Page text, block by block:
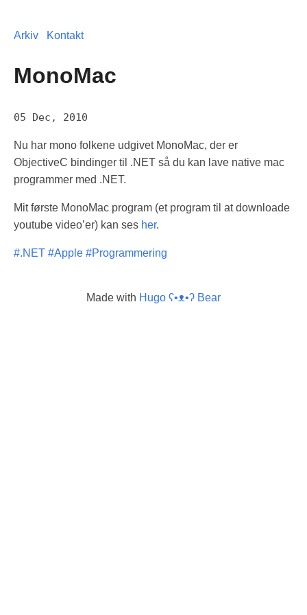
Arkiv Kontakt
MonoMac
05 Dec, 2010
Nu har mono folkene udgivet MonoMac, der er
ObjectiveC bindinger til .NET så du kan lave native mac
programmer med .NET.
Mit første MonoMac program (et program til at downloade
youtube video’er) kan ses her.
#.NET #Apple #Programmering
Made with Hugo ʕ•ᴥ•ʔ Bear